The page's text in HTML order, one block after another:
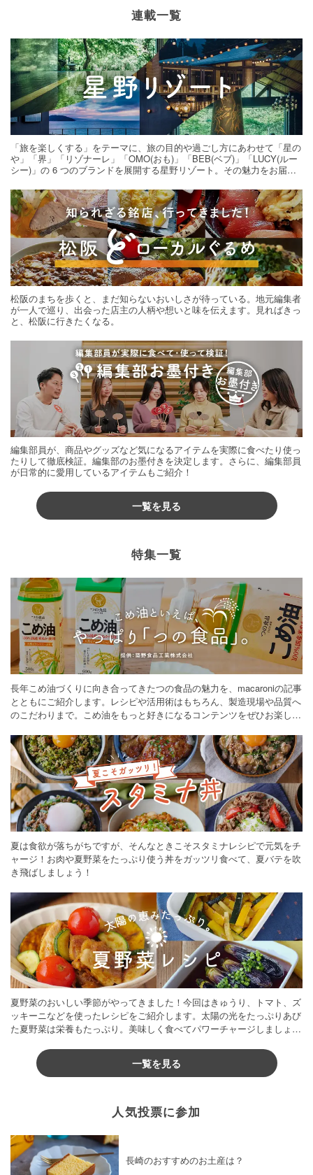
連載一覧
「旅を楽しくする」をテーマに、旅の目的や過ごし方にあわせて「星の
や」「界」「リゾナーレ」「OMO(おも)」「BEB(ベブ)」「LUCY(ルー
シー)」の 6 つのブランドを展開する星野リゾート。その魅力をお届け
松阪のまちを歩くと、まだ知らないおいしさが待っている。地元編集者
が一人で巡り、出会った店主の人柄や想いと味を伝えます。見ればきっ
と、松阪に行きたくなる。
編集部員が、商品やグッズなど気になるアイテムを実際に食べたり使っ
たりして徹底検証。編集部のお墨付きを決定します。さらに、編集部員
が日常的に愛用しているアイテムもご紹介！
一覧を見る
特集一覧
長年こめ油づくりに向き合ってきたつの食品の魅力を、macaroniの記事
とともにご紹介します。レシピや活用術はもちろん、製造現場や品質へ
のこだわりまで。こめ油をもっと好きになるコンテンツをぜひお楽しみ
夏は食欲が落ちがちですが、そんなときこそスタミナレシピで元気をチ
ャージ！お肉や夏野菜をたっぷり使う丼をガッツリ食べて、夏バテを吹
き飛ばしましょう！
夏野菜のおいしい季節がやってきました！今回はきゅうり、トマト、ズ
ッキーニなどを使ったレシピをご紹介します。太陽の光をたっぷりあび
た夏野菜は栄養もたっぷり。美味しく食べてパワーチャージしましょう
一覧を見る
人気投票に参加
長崎のおすすめのお土産は？